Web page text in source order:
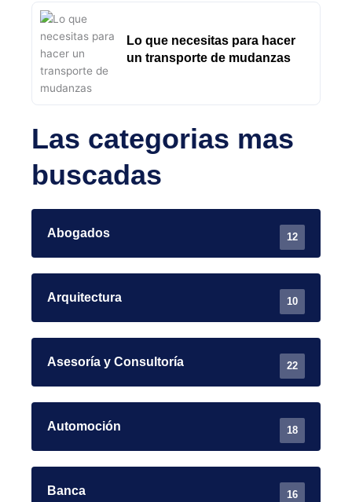
Lo que necesitas para hacer
un transporte de mudanzas
Las categorias mas
buscadas
Abogados 12
Arquitectura 10
Asesoría y Consultoría 22
Automoción 18
Banca 16